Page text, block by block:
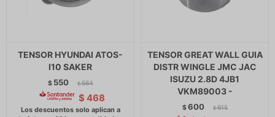
TENSOR HYUNDAI ATOS-
I10 SAKER
$ 550 $ 564
$ 468
TENSOR GREAT WALL GUIA
DISTR WINGLE JMC JAC
ISUZU 2.8D 4JB1
VKM89003 -
$600 $ 615